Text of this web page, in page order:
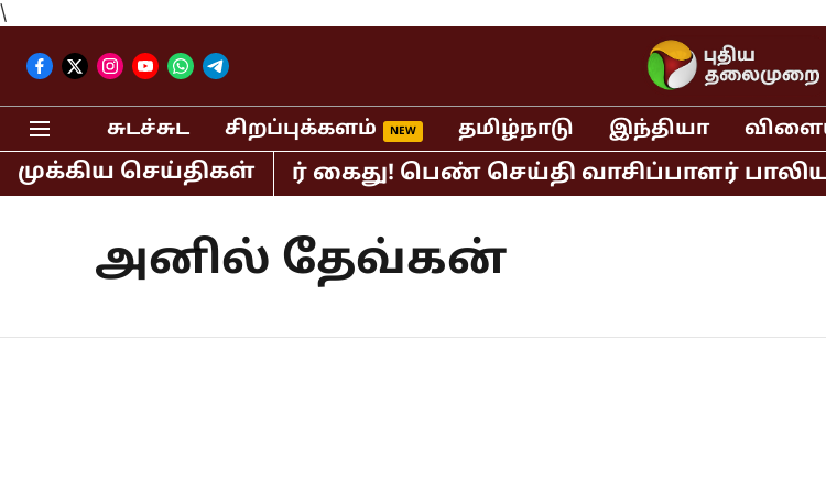
\
சுடச்சுட சிறப்புக்களம் தமிழ்நாடு இந்தியா
முக்கிய செய்திகள்
பி.ஆர்.சுந்தர் கைது! பெண் செய்தி வாசிப்பாளர் பாலியல்
அனில் தேவ்கன்